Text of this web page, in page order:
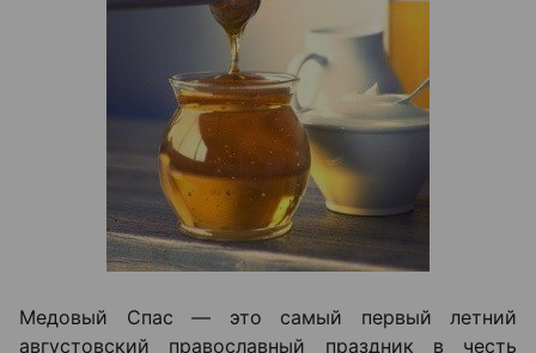
Медовый Спас — это самый первый летний
августовский православный праздник в честь